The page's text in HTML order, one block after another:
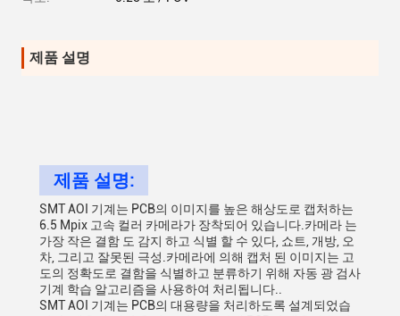
제품 설명
제품 설명:
SMT AOI 기계는 PCB의 이미지를 높은 해상도로 캡처하는
6.5 Mpix 고속 컬러 카메라가 장착되어 있습니다.카메라 는
가장 작은 결함 도 감지 하고 식별 할 수 있다, 쇼트, 개방, 오
차, 그리고 잘못된 극성.카메라에 의해 캡처 된 이미지는 고
도의 정확도로 결함을 식별하고 분류하기 위해 자동 광 검사
기계 학습 알고리즘을 사용하여 처리됩니다..
SMT AOI 기계는 PCB의 대용량을 처리하도록 설계되었습